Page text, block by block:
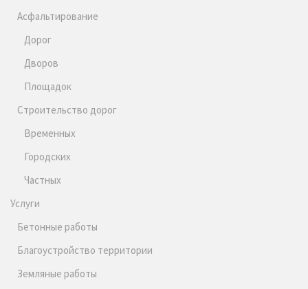
Асфальтирование
Дорог
Дворов
Площадок
Строительство дорог
Временных
Городских
Частных
Услуги
Бетонные работы
Благоустройство территории
Земляные работы